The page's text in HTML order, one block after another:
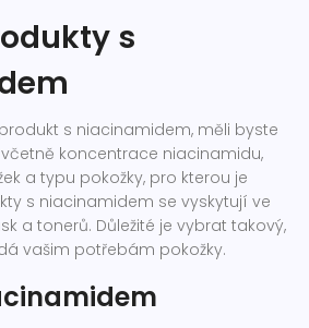
s
s niacinamidem, měli byste
včetně koncentrace niacinamidu,
a typu pokožky, pro kterou je
s niacinamidem se vyskytují ve
a tonerů. Důležité je vybrat takový,
vašim potřebám pokožky.